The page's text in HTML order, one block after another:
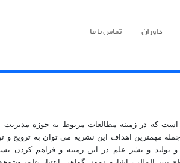
داوران تماس با ما
در زمینه مطالعات مربوط به حوزه مدیریت نوآوری از
مهمترین اهداف این نشریه می توان به ترویج و
و نشر علم در این زمینه و فراهم کردن بستری